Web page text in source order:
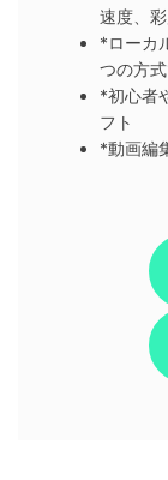
速度、
*ローカ
つの方
*初心者
フト
*動画編